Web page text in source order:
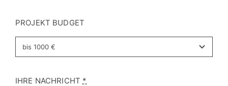
PROJEKT BUDGET
IHRE NACHRICHT *